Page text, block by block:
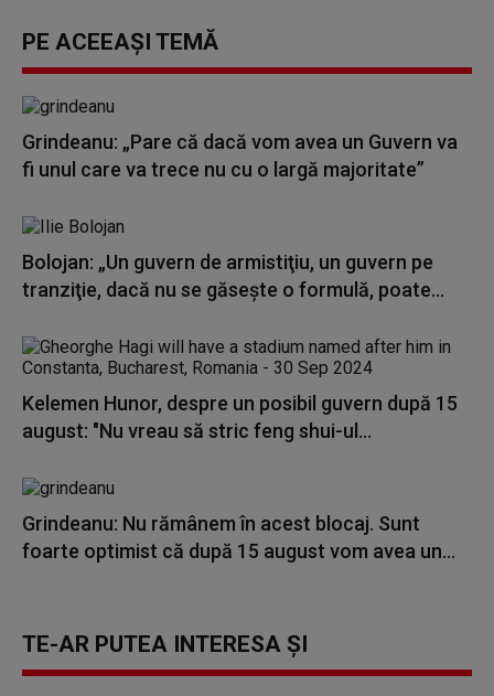
PE ACEEAȘI TEMĂ
Grindeanu: „Pare că dacă vom avea un Guvern va
fi unul care va trece nu cu o largă majoritate”
Bolojan: „Un guvern de armistiţiu, un guvern pe
tranziţie, dacă nu se găseşte o formulă, poate...
Kelemen Hunor, despre un posibil guvern după 15
august: "Nu vreau să stric feng shui-ul...
Grindeanu: Nu rămânem în acest blocaj. Sunt
foarte optimist că după 15 august vom avea un...
TE-AR PUTEA INTERESA ȘI